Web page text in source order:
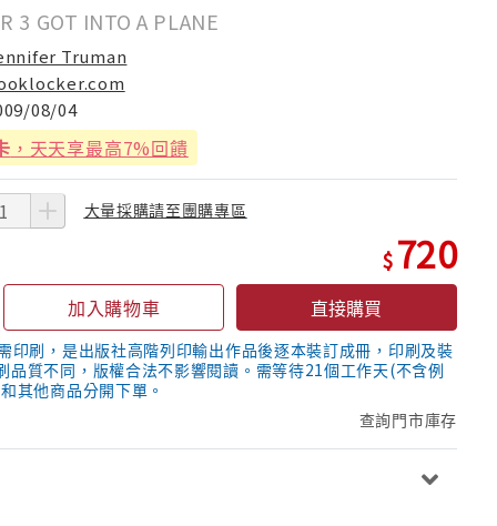
3 GOT INTO A PLANE
Truman
08/04
，天天享最高7%回饋
大量採購請至團購專區
720
加入購物車 直接購買
印刷，是出版社高階列印輸出作品後逐本裝訂成冊，印刷及裝
品質不同，版權合法不影響閱讀。需等待21個工作天(不含例
其他商品分開下單。
查詢門市庫存